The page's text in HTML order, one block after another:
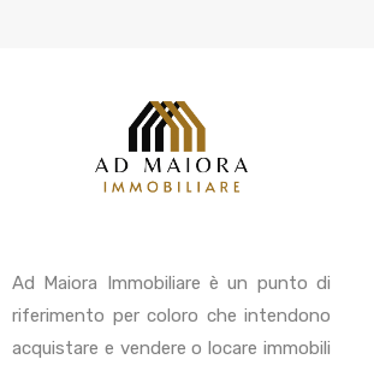
Ad Maiora Immobiliare è un punto di
riferimento per coloro che intendono
acquistare e vendere o locare immobili